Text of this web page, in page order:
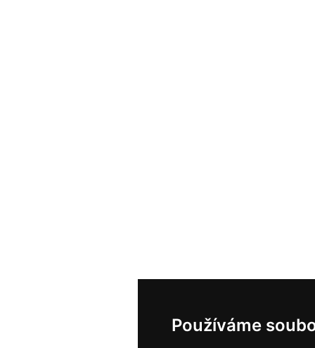
Používáme